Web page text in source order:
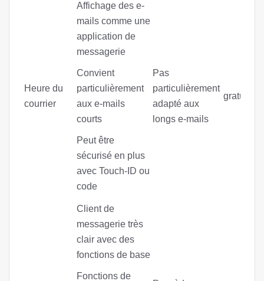
Heure du
courrier
Affichage des e-
mails comme une
application de
messagerie
Convient
particulièrement
aux e-mails
courts
Peut être
sécurisé en plus
avec Touch-ID ou
code
Pas
particulièrement
adapté aux
longs e-mails
Client de
messagerie très
clair avec des
fonctions de base
Fonctions de